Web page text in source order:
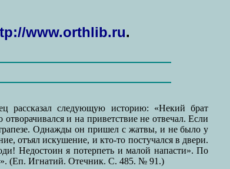
www.orthlib.ru.
рассказал следующую историю: «Некий брат
и на приветствие не отвечал. Если
Однажды он пришел с жатвы, и не было у
отъял искушение, и кто-то постучался в двери.
Недостоин я потерпеть и малой напасти». По
(Еп. Игнатий. Отечник. С. 485. № 91.)